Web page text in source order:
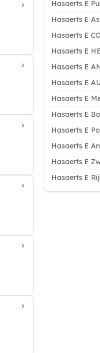
Hasaerts E
Hasaerts E
Hasaerts E
Hasaerts E
Hasaerts E
Hasaerts E
Hasaerts E
Hasaerts E
Hasaerts E
Hasaerts E
Hasaerts E
Hasaerts E